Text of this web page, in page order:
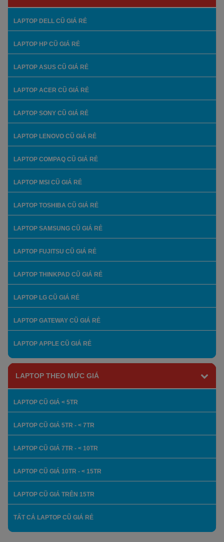
LAPTOP DELL CŨ GIÁ RẺ
LAPTOP HP CŨ GIÁ RẺ
LAPTOP ASUS CŨ GIÁ RẺ
LAPTOP ACER CŨ GIÁ RẺ
LAPTOP SONY CŨ GIÁ RẺ
LAPTOP LENOVO CŨ GIÁ RẺ
LAPTOP COMPAQ CŨ GIÁ RẺ
LAPTOP MSI CŨ GIÁ RẺ
LAPTOP TOSHIBA CŨ GIÁ RẺ
LAPTOP SAMSUNG CŨ GIÁ RẺ
LAPTOP FUJITSU CŨ GIÁ RẺ
LAPTOP THINKPAD CŨ GIÁ RẺ
LAPTOP LG CŨ GIÁ RẺ
LAPTOP GATEWAY CŨ GIÁ RẺ
LAPTOP APPLE CŨ GIÁ RẺ
LAPTOP THEO MỨC GIÁ
LAPTOP CŨ GIÁ < 5TR
LAPTOP CŨ GIÁ 5TR - < 7TR
LAPTOP CŨ GIÁ 7TR - < 10TR
LAPTOP CŨ GIÁ 10TR - < 15TR
LAPTOP CŨ GIÁ TRÊN 15TR
TẤT CẢ LAPTOP CŨ GIÁ RẺ